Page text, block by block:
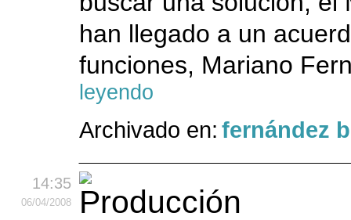
han llegado a un
funciones, Mariano
leyendo
Archivado en: fernández
14:35
06/04/2008